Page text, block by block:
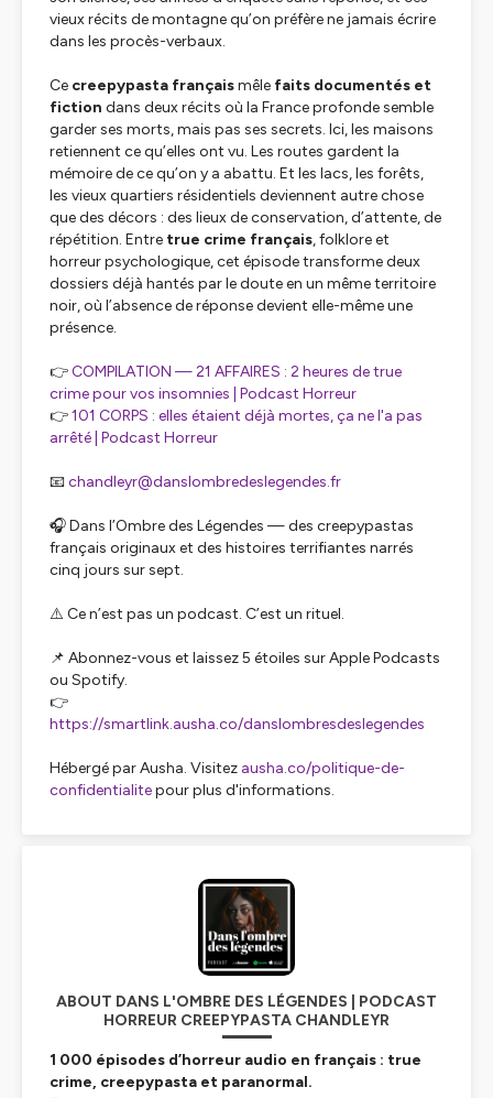
vieux récits de montagne qu’on préfère ne jamais écrire
dans les procès-verbaux.
Ce creepypasta françaismêle faits documentés et
fiction dans deux récits où la France profonde semble
garder ses morts, mais pas ses secrets. Ici, les maisons
retiennent ce qu’elles ont vu. Les routes gardent la
mémoire de ce qu’on y a abattu. Et les lacs, les forêts,
les vieux quartiers résidentiels deviennent autre chose
que des décors : des lieux de conservation, d’attente, de
répétition. Entre true crime français, folklore et
horreur psychologique, cet épisode transforme deux
dossiers déjà hantés par le doute en un même territoire
noir, où l’absence de réponse devient elle-même une
présence.
👉 COMPILATION — 21 AFFAIRES : 2 heures de true
crime pour vos insomnies | Podcast Horreur
👉101 CORPS : elles étaient déjà mortes, ça ne l'a pas
arrêté | Podcast Horreur
📧chandleyr@danslombredeslegendes.fr
🎧 Dans l’Ombre des Légendes — des creepypastas
français originaux et des histoires terrifiantes narrés
cinq jours sur sept.
⚠️ Ce n’est pas un podcast. C’est un rituel.
📌 Abonnez-vous et laissez 5 étoiles sur Apple Podcasts
ou Spotify.
👉
https://smartlink.ausha.co/danslombresdeslegendes
Hébergé par Ausha. Visitez ausha.co/politique-de-
confidentialitepour plus d'informations.
ABOUT DANS L'OMBRE DES LÉGENDES | PODCAST
HORREUR CREEPYPASTA CHANDLEYR
1 000 épisodes d’horreur audio en français : true
crime, creepypasta et paranormal.